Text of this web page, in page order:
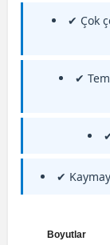
✔ Çok
✔
✔
Boyutlar